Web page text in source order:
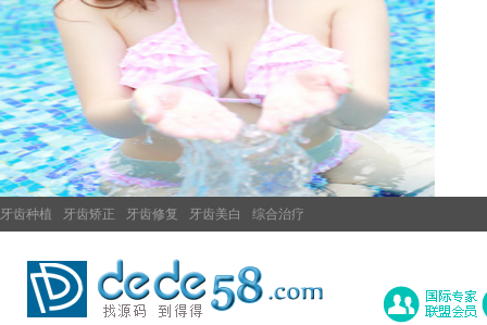
牙齿种植 牙齿矫正 牙齿修复 牙齿美白 综合治疗